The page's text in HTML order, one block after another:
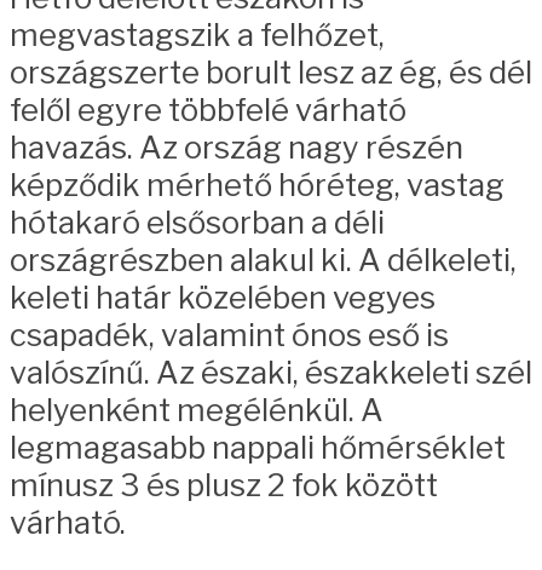
megvastagszik a felhőzet,
országszerte borult lesz az ég, és dél
felől egyre többfelé várható
havazás. Az ország nagy részén
képződik mérhető hóréteg, vastag
hótakaró elsősorban a déli
országrészben alakul ki. A délkeleti,
keleti határ közelében vegyes
csapadék, valamint ónos eső is
valószínű. Az északi, északkeleti szél
helyenként megélénkül. A
legmagasabb nappali hőmérséklet
mínusz 3 és plusz 2 fok között
várható.